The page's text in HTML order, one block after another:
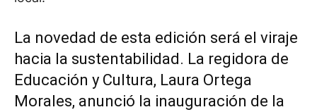
La novedad de esta edición será el viraje
hacia la sustentabilidad. La regidora de
Educación y Cultura, Laura Ortega
Morales, anunció la inauguración de la